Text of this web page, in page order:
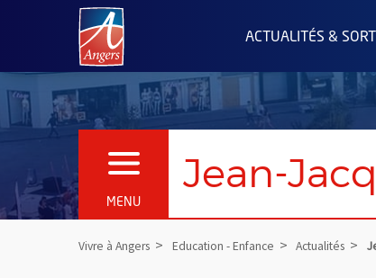
Angers.fr : Retour à l'accueil
ACTUALITÉS &
MENU
OUVRIR LE MENU Jean-
Vivre à Angers Education - Enfance Actualités